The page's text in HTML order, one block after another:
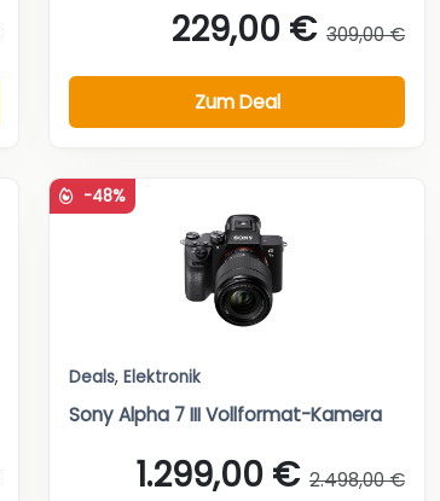
229,00 € 309,00 €
Zum Deal
-48%
Deals, Elektronik
Sony Alpha 7 III Vollformat-Kamera
1.299,00 € 2.498,00 €